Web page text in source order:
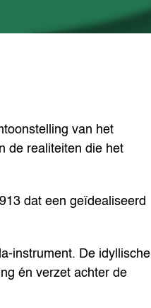
van het
de realiteiten die het
dat een geïdealiseerd
instrument. De idyllische
én verzet achter de